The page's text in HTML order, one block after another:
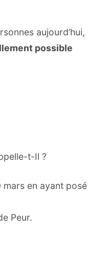
aujourd’hui,
possible
t-Il ?
mars en ayant posé
Peur.